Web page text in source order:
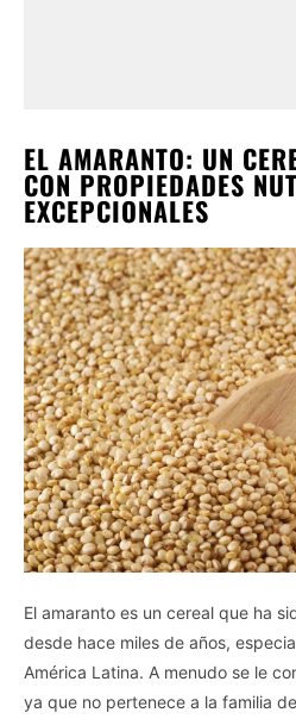
EL AMARANTO: UN
CON PROPIEDADES
EXCEPCIONALES
El amaranto es un cereal que ha
desde hace miles de años,
América Latina. A menudo se le
ya que no pertenece a la familia